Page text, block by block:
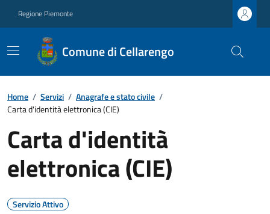
Regione Piemonte
Comune di Cellarengo
Home / Servizi / Anagrafe e stato civile /
Carta d'identità elettronica (CIE)
Carta d'identità
elettronica (CIE)
Servizio Attivo